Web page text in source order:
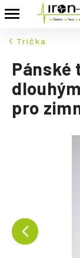
na
Trička
Pánské
pro
K
o
C
o
p
o
e
t
e